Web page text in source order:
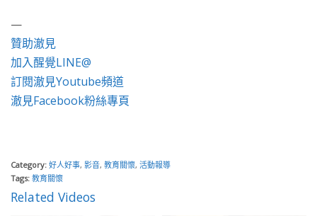
—
贊助澈見
加入醒覺LINE@
訂閱澈見Youtube頻道
澈見Facebook粉絲專頁
Category: 好人好事, 影音, 教育關懷, 活動報導
Tags: 教育關懷
Related Videos